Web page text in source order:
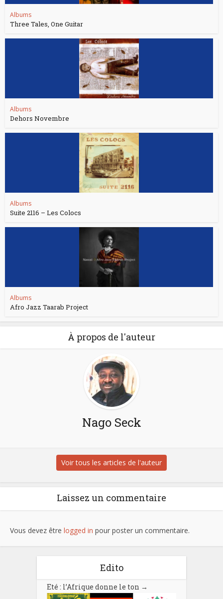
Albums
Three Tales, One Guitar
Albums
Dehors Novembre
Albums
Suite 2116 – Les Colocs
Albums
Afro Jazz Taarab Project
À propos de l'auteur
Nago Seck
Voir tous les articles de l'auteur
Laissez un commentaire
Vous devez être logged in pour poster un commentaire.
Edito
Eté : l’Afrique donne le ton →